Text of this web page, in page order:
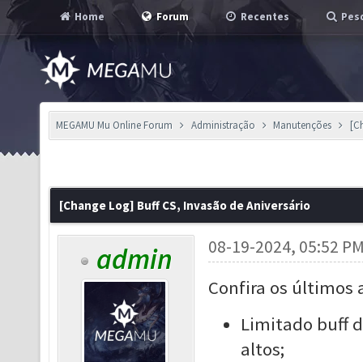
Home Forum Recentes
MEGAMU Mu Online Forum Administração Manutenções
[Change Log] Buff CS, Invasão de Aniversário
admin 08-19-2024, 05:52
Confira os últimos
Limitado buff
altos;